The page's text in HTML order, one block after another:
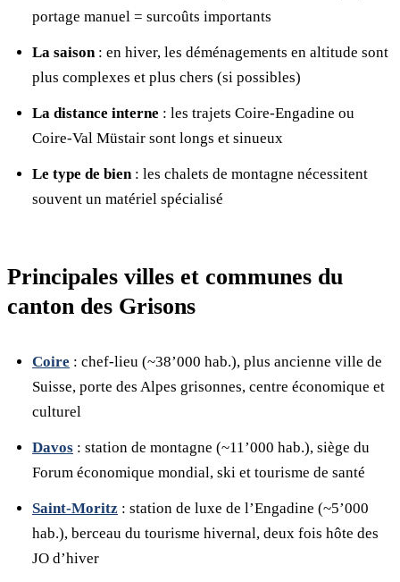
portage manuel = surcoûts importants
La saison: en hiver, les déménagements en altitude sont
plus complexes et plus chers (si possibles)
La distance interne : les trajets Coire-Engadine ou
Coire-Val Müstair sont longs et sinueux
Le type de bien: les chalets de montagne nécessitent
souvent un matériel spécialisé
Principales villes et communes du
canton des Grisons
Coire : chef-lieu (~38’000 hab.), plus ancienne ville de
Suisse, porte des Alpes grisonnes, centre économique et
culturel
Davos : station de montagne (~11’000 hab.), siège du
Forum économique mondial, ski et tourisme de santé
Saint-Moritz : station de luxe de l’Engadine (~5’000
hab.), berceau du tourisme hivernal, deux fois hôte des
JO d’hiver